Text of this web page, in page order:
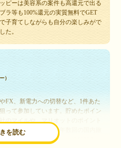
ピーは美容系の案件も高還元で出る
ラ等も100%還元の実質無料でGET
子育てしながらも自分の楽しみがで
た。
を読む
）
FX、新電力への切替など、1件あた
って参加しています。貯めたポイン
ことで、ほぼ無料で年数回の国内旅
モッピーは陸マイラーや旅行好きに